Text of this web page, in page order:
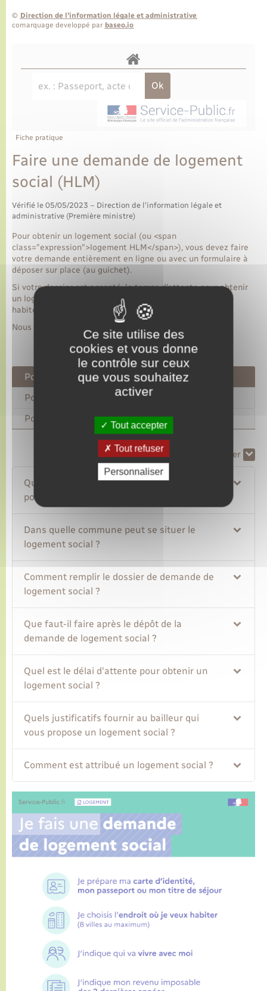
© Direction de l’information légale et administrative
comarquage developpé par baseo.io
Fiche pratique
Faire une demande de logement
social (HLM)
Vérifié le 05/05/2023 – Direction de l'information légale et
administrative (Première ministre)
Pour obtenir un logement social (ou <span
class="expression">logement HLM</span>), vous devez faire
votre demande entièrement en ligne ou avec un formulaire à
déposer sur place (au guichet).
Si votre dossier est accepté, le temps d'attente pour obtenir
un logement dépend notamment du lieu où vous voulez
habiter.
Nous vous guidons dans votre démarche.
Pour habiter en Île-de-France
Pour habiter en province
Pour habiter outre-mer
Tout replier Tout déplier
Quels sont les revenus à ne pas dépasser
pour obtenir un logement social ?
Dans quelle commune peut se situer le
logement social ?
Comment remplir le dossier de demande de
logement social ?
Que faut-il faire après le dépôt de la
demande de logement social ?
Quel est le délai d'attente pour obtenir un
logement social ?
Quels justificatifs fournir au bailleur qui
vous propose un logement social ?
Comment est attribué un logement social ?
Ce site utilise des
cookies et vous donne
le contrôle sur ceux
que vous souhaitez
activer
Tout accepter
Tout refuser
Personnaliser